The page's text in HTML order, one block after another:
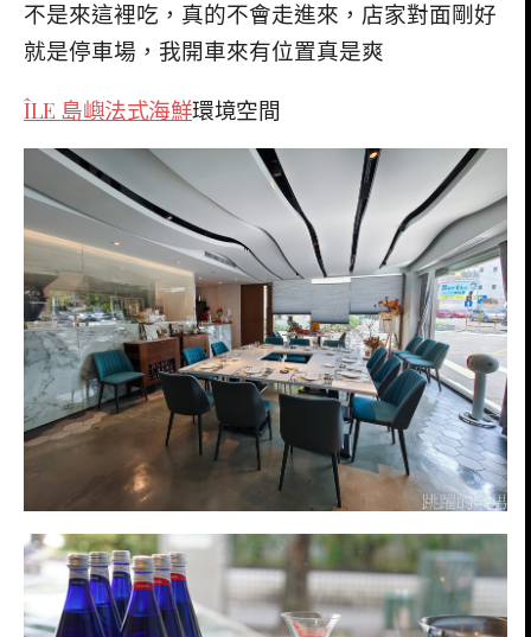
不是來這裡吃，真的不會走進來，店家對面剛好
就是停車場，我開車來有位置真是爽
ÎLE 島嶼法式海鮮環境空間